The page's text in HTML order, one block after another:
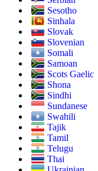
Sesotho
Sinhala
Slovak
Slovenian
Somali
Samoan
Scots Gaelic
Shona
Sindhi
Sundanese
Swahili
Tajik
Tamil
Telugu
Thai